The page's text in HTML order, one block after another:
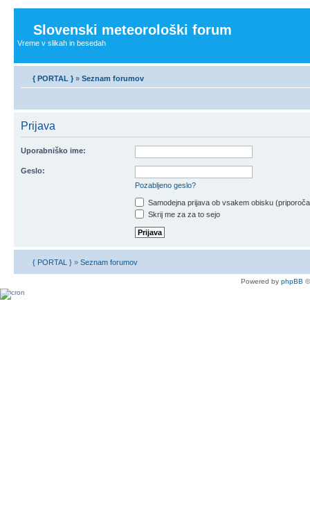
Slovenski meteorološki forum
Vreme v slikah in besedah
{ PORTAL } » Seznam forumov
Prijava
Uporabniško ime:
Geslo:
Pozabljeno geslo?
Samodejna prijava ob vsakem obisku
Skrij me za za to sejo
{ PORTAL } » Seznam forumov
Powered by phpBB